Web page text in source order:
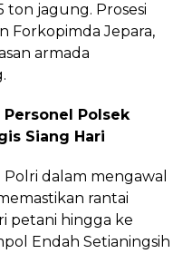
ton jagung. Prosesi
Forkopimda Jepara,
armada
Polsek
Siang Hari
dalam mengawal
rantai
petani hingga ke
Endah Setianingsih